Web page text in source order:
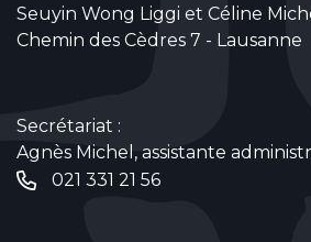
Seuyin Wong Liggi et Céline
Chemin des Cèdres 7 - Lausanne
Secrétariat :
Agnès Michel, assistante
021 331 21 56